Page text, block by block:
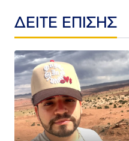
ΔΕΙΤΕ ΕΠΙΣΗΣ